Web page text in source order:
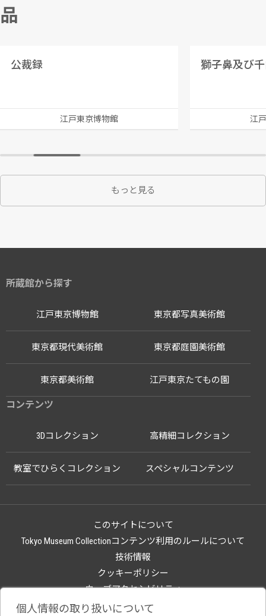
品
公裁録
江戸東京博物館 江
もっと見る
所蔵館から探す
江戸東京博物館
江戸東京たてもの園
東京都写真美術館
東京都現代美術館 東京都庭園美術館
東京都美術館
コンテンツ
3Dコレクション 高精細コレクション
教室でひらくコレクション スペシャルコンテンツ
このサイトについて
Tokyo Museum Collectionコンテンツ利用のルールについて
技術情報
クッキーポリシー
ウェブアクセシビリティ
関連サイト
個人情報の取り扱いについて